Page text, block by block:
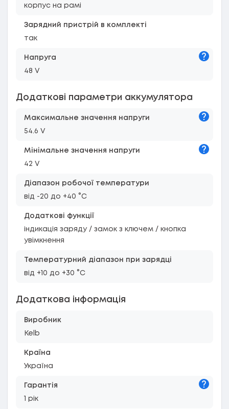
корпус на рамі
Зарядний пристрій в комплекті
так
Напруга
48 V
Додаткові параметри аккумулятора
Максимальне значення напруги
54.6 V
Мiнiмальне значення напруги
42 V
Діапазон робочої температури
від -20 до +40 °C
Додаткові функції
індикація заряду / замок з ключем / кнопка
увімкнення
Температурний діапазон при зарядці
від +10 до +30 °C
Додаткова інформація
Виробник
Kelb
Країна
Україна
Гарантія
1 рік